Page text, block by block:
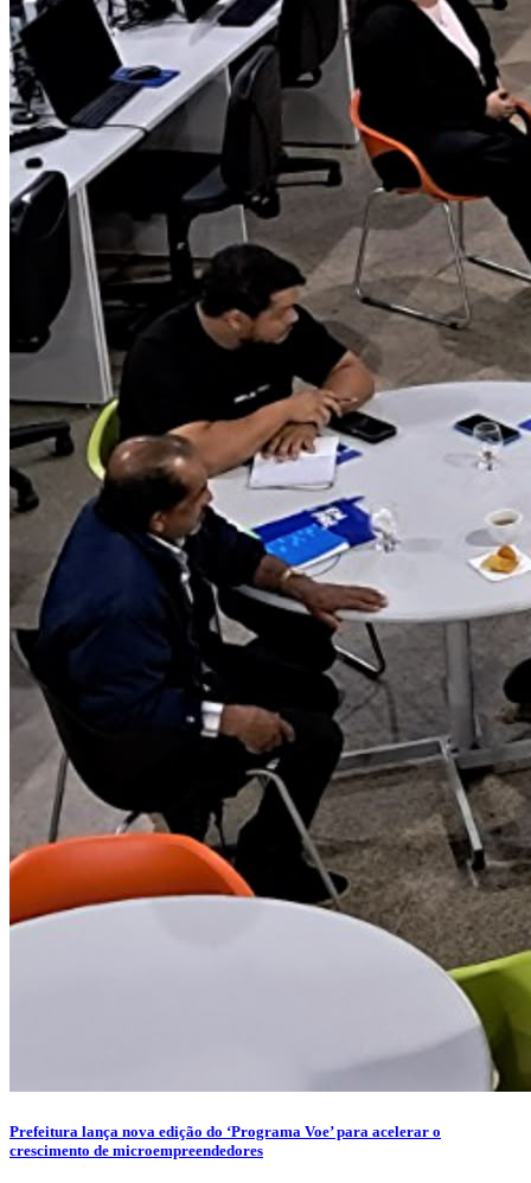
Prefeitura lança nova edição do ‘Programa Voe’ para acelerar o
crescimento de microempreendedores